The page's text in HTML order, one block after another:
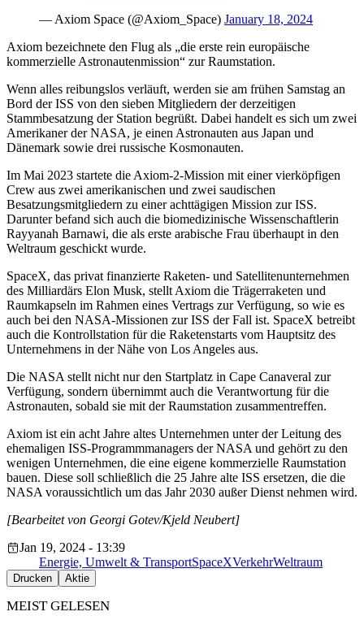
— Axiom Space (@Axiom_Space) January 18, 2024
Axiom bezeichnete den Flug als „die erste rein europäische
kommerzielle Astronautenmission“ zur Raumstation.
Wenn alles reibungslos verläuft, werden sie am frühen Samstag an
Bord der ISS von den sieben Mitgliedern der derzeitigen
Stammbesatzung der Station begrüßt. Dabei handelt es sich um zwei
Amerikaner der NASA, je einen Astronauten aus Japan und
Dänemark sowie drei russische Kosmonauten.
Im Mai 2023 startete die Axiom-2-Mission mit einer vierköpfigen
Crew aus zwei amerikanischen und zwei saudischen
Besatzungsmitgliedern zu einer achttägigen Mission zur ISS.
Darunter befand sich auch die biomedizinische Wissenschaftlerin
Rayyanah Barnawi, die als erste arabische Frau überhaupt in den
Weltraum geschickt wurde.
SpaceX, das privat finanzierte Raketen- und Satellitenunternehmen
des Milliardärs Elon Musk, stellt Axiom die Trägerraketen und
Raumkapseln im Rahmen eines Vertrags zur Verfügung, so wie es
auch bei den NASA-Missionen zur ISS der Fall ist. SpaceX betreibt
auch die Kontrollstation für die Raketenstarts vom Hauptsitz des
Unternehmens in der Nähe von Los Angeles aus.
Die NASA stellt nicht nur den Startplatz in Cape Canaveral zur
Verfügung, sondern übernimmt auch die Verantwortung für die
Astronauten, sobald sie mit der Raumstation zusammentreffen.
Axiom ist ein acht Jahre altes Unternehmen unter der Leitung des
ehemaligen ISS-Programmmanagers der NASA und gehört zu den
wenigen Unternehmen, die eine eigene kommerzielle Raumstation
bauen. Diese soll schließlich die 25 Jahre alte ISS ersetzen, die die
NASA voraussichtlich um das Jahr 2030 außer Dienst nehmen wird.
[Bearbeitet von Georgi Gotev/Kjeld Neubert]
Jan 19, 2024 - 13:39
Energie, Umwelt & TransportSpaceXVerkehrWeltraum
Drucken Aktie
MEIST GELESEN